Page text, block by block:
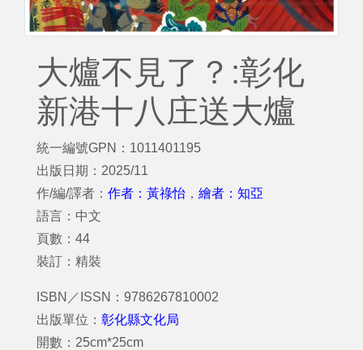
大爐不見了？:彰化
新港十八庄送大爐
統一編號GPN：1011401195
出版日期：2025/11
作/編/譯者： 作者：黃祿怡 ， 繪者：知亞
語言：中文
頁數：44
裝訂：精裝
ISBN／ISSN：9786267810002
出版單位： 彰化縣文化局
開數：25cm*25cm